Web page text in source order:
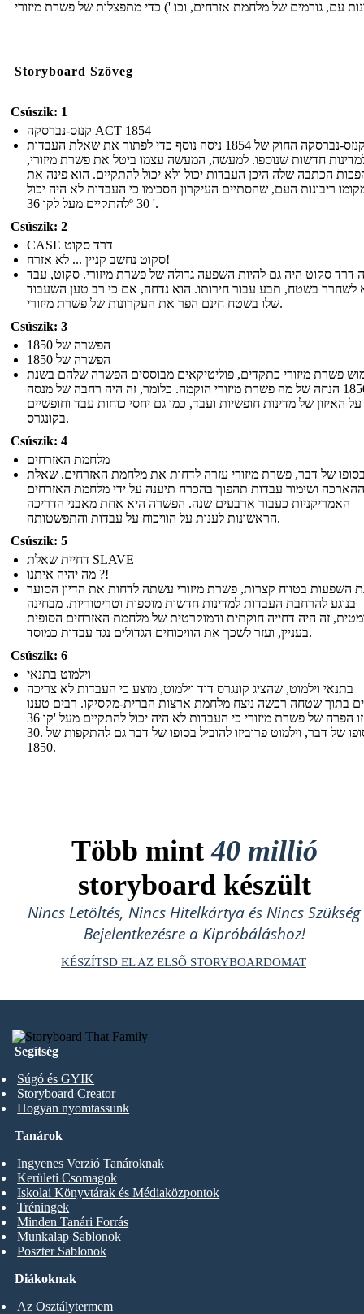
Storyboard Szöveg
Csúszik: 1
קנזס-נברסקה ACT 1854
קנזס-נברסקה החוק של 1854 ניסה נוסף כדי לפתור את שאלת העבדות
חדשות שנוספו. למעשה, המעשה עצמו ביטל את פשרת מיזורי,
הכתבה שלה היכן העבדות יכול ולא יכול להתקיים. הוא פינה את
ריבונות העם, שהסתיים העיקרון הסכימו כי העבדות לא היה יכול
להתקיים מעל לקו 36º 30 '.
Csúszik: 2
CASE דרד סקוט
סקוט נחשב קניין ... לא אזרח!
דרד סקוט היה גם להיות השפעה גדולה של פשרת מיזורי. סקוט, עבד
לשחרר בשטח, תבע עבור חירותו. הוא נדחה, אם כי רב טען השעבוד
שלו בשטח חינם הפר את העקרונות של פשרת מיזורי.
Csúszik: 3
הפשרה של 1850
הפשרה של 1850
פשרת מיזורי כתקדים, פוליטיקאים מבוססים הפשרה שלהם בשנת
1850 הנחה של מה פשרת מיזורי הוקמה. כלומר, זה היה רחבה של מנסה
האיזון של מדינות חופשיות ועבד, כמו גם יחסי כוחות עבד וחופשיים
בקונגרס.
Csúszik: 4
מלחמת האזרחים
של דבר, פשרת מיזורי עזרה לדחות את מלחמת האזרחים. שאלת
ההארכה ושימור עבדות תהפוך בהכרח תיענה על ידי מלחמת האזרחים
האמריקניות כעבור ארבעים שנה. הפשרה היא אחת מאבני הדריכה
הראשונות לענות על הוויכוח על עבדות והתפשטותה.
Csúszik: 5
דחיית שאלת SLAVE
מה יהיה איתנו ?!
השפעות בטווח קצרות, פשרת מיזורי עשתה לדחות את הדיון הסוער
בנוגע להרחבת העבדות למדינות חדשות מוספות וטריטוריות. מבחינה
זה היה דחייה חוקתית ודמוקרטית של מלחמת האזרחים הסופית
בעניין, ועזר לשכך את הוויכוחים הגדולים נגד עבדות כמוסד.
Csúszik: 6
וילמוט בתנאי
בתנאי וילמוט, שהציג קונגרס דוד וילמוט, מוצע כי העבדות לא צריכה
בתוך שטחה רכשה ניצח מלחמת ארצות הברית-מקסיקו. רבים טענו
כי זו הפרה של פשרת מיזורי כי העבדות לא היה יכול להתקיים מעל 'קו 36º
30. בסופו של דבר, וילמוט פרוביזו להוביל בסופו של דבר גם להתקפות של
1850.
Több mint40 millió
storyboard készült
Nincs Letöltés, Nincs Hitelkártya és Nincs Szükség
Bejelentkezésre a Kipróbáláshoz!
KÉSZÍTSD EL AZ ELSŐ STORYBOARDOMAT
Segítség
Súgó és GYIK
Storyboard Creator
Hogyan nyomtassunk
Diákoknak
Az Osztálytermem
Tanárok
Ingyenes Verzió Tanároknak
Kerületi Csomagok
Iskolai Könyvtárak és Médiaközpontok
Tréningek
Minden Tanári Forrás
Munkalap Sablonok
Poszter Sablonok